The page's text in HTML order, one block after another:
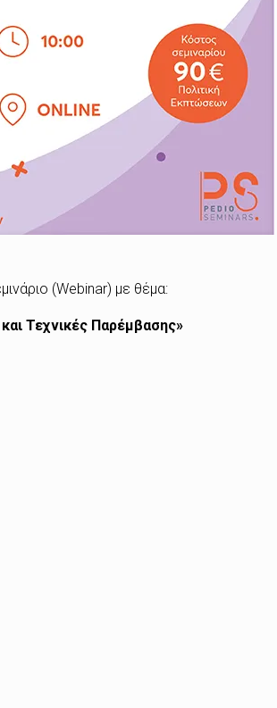
(Webinar) με θέμα:
Τεχνικές Παρέμβασης»